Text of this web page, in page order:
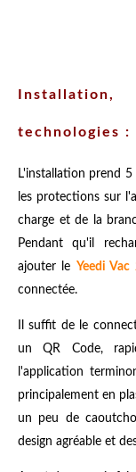
technologies :
L'installation prend
les protections sur
charge et de la
Pendant qu'il
ajouter le Yeedi Vac
connectée.
Il suffit de le
un QR Code,
l'application
principalement en
un peu de
design agréable et